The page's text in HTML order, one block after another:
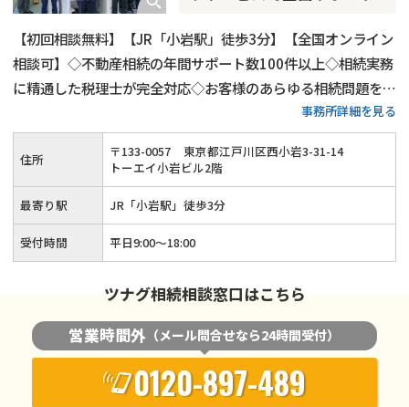
【初回相談無料】【JR「小岩駅」徒歩3分】【全国オンライン
相談可】◇不動産相続の年間サポート数100件以上◇相続実務
に精通した税理士が完全対応◇お客様のあらゆる相続問題を解
事務所詳細を見る
住所 〒133-0057
東京都江戸川区西小岩3-31-14
トーエイ小岩ビル2階
最寄り駅 JR「小岩駅」徒歩3分
受付時間 平日9:00～18:00
ツナグ相続相談窓口はこちら
営業時間外 （メール問合せなら24時間受付）
0120-897-489